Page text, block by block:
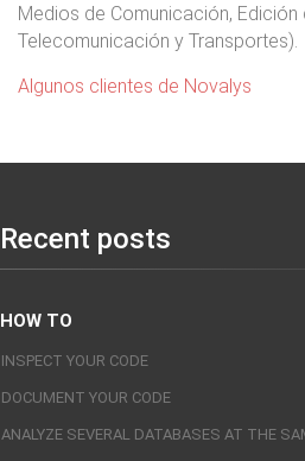
Medios de Comunicación,
Telecomunicación y Transportes).
Algunos clientes de Novalys
Recent posts
HOW TO
INSPECT YOUR CODE
DOCUMENT YOUR CODE
ANALYZE SEVERAL DATABASES AT THE